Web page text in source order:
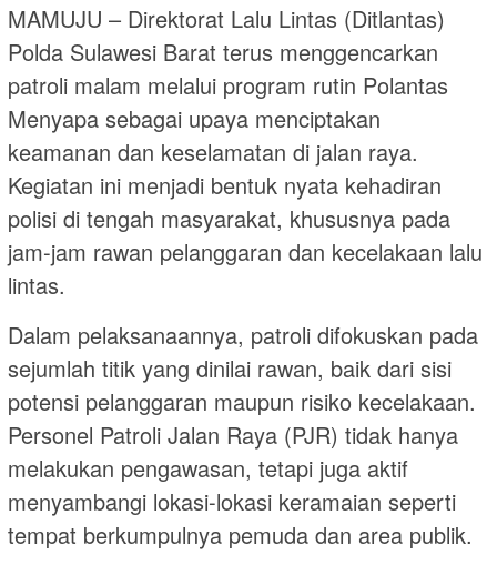
MAMUJU – Direktorat Lalu Lintas (Ditlantas)
Polda Sulawesi Barat terus menggencarkan
patroli malam melalui program rutin Polantas
Menyapa sebagai upaya menciptakan
keamanan dan keselamatan di jalan raya.
Kegiatan ini menjadi bentuk nyata kehadiran
polisi di tengah masyarakat, khususnya pada
jam-jam rawan pelanggaran dan kecelakaan lalu
lintas.
Dalam pelaksanaannya, patroli difokuskan pada
sejumlah titik yang dinilai rawan, baik dari sisi
potensi pelanggaran maupun risiko kecelakaan.
Personel Patroli Jalan Raya (PJR) tidak hanya
melakukan pengawasan, tetapi juga aktif
menyambangi lokasi-lokasi keramaian seperti
tempat berkumpulnya pemuda dan area publik.